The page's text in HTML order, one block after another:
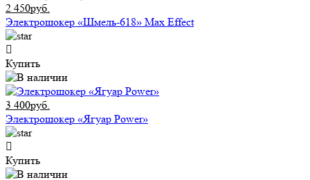
2 450руб.
Электрошокер «Шмель-618» Max Effect
Купить
3 400руб.
Электрошокер «Ягуар Power»
Купить